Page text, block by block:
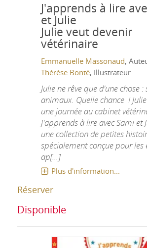
J'apprends à lire
et Julie
Julie veut devenir
vétérinaire
Emmanuelle Massonaud,
Thérèse Bonté, Illustrateur
Julie ne rêve que d'une chose
animaux. Quelle chance !
une journée au cabinet
J'apprends à lire avec Sami et
une collection de petites
spécialement conçue pour les
ap[...]
Plus d'information...
Réserver
Disponible